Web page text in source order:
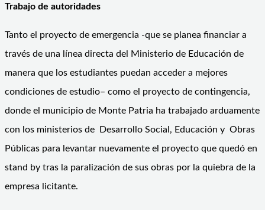
Trabajo de autoridades
Tanto el proyecto de emergencia -que se planea financiar a
través de una línea directa del Ministerio de Educación de
manera que los estudiantes puedan acceder a mejores
condiciones de estudio– como el proyecto de contingencia,
donde el municipio de Monte Patria ha trabajado arduamente
con los ministerios de Desarrollo Social, Educación y Obras
Públicas para levantar nuevamente el proyecto que quedó en
stand by tras la paralización de sus obras por la quiebra de la
empresa licitante.